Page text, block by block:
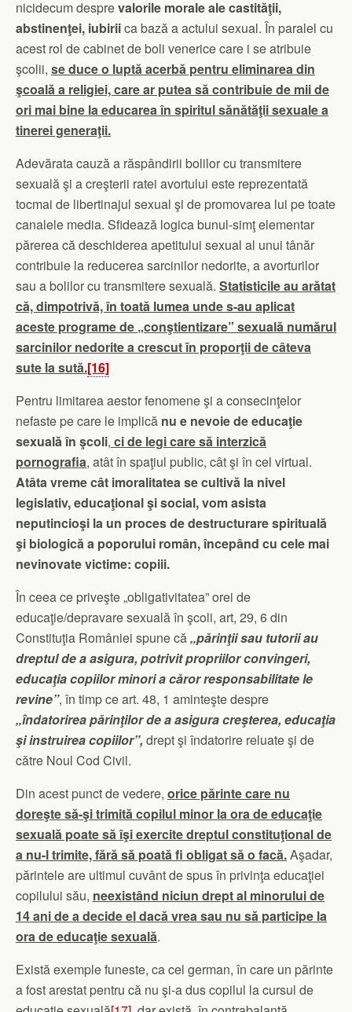
nicidecum desprevalorile morale ale castităţii,
abstinenţei, iubiriica bază a actului sexual. În paralel cu
acest rol de cabinet de boli venerice care i se atribuie
şcolii, se duce o luptă acerbă pentru eliminarea din
şcoală a religiei, care ar putea să contribuie de mii de
ori mai bine la educarea în spiritul sănătăţii sexuale a
tinerei generaţii.
Adevărata cauză a răspândirii bolilor cu transmitere
sexuală şi a creşterii ratei avortului este reprezentată
tocmai de libertinajul sexual şi de promovarea lui pe toate
canalele media. Sfidează logica bunul-simţ elementar
părerea că deschiderea apetitului sexual al unui tânăr
contribuie la reducerea sarcinilor nedorite, a avorturilor
sau a bolilor cu transmitere sexuală. Statisticile au arătat
că, dimpotrivă, în toată lumea unde s-au aplicat
aceste programe de „conştientizare” sexuală numărul
sarcinilor nedorite a crescut în proporţii de câteva
sute la sută.[16]
Pentru limitarea aestor fenomene şi a consecinţelor
nefaste pe care le implică nu e nevoie de educaţie
sexuală în şcoli, ci de legi care să interzică
pornografia, atât în spaţiul public, cât şi în cel virtual.
Atâta vreme cât imoralitatea se cultivă la nivel
legislativ, educaţional şi social, vom asista
neputincioşi la un proces de destructurare spirituală
şi biologică a poporului român, începând cu cele mai
nevinovate victime: copiii.
În ceea ce priveşte „obligativitatea” orei de
educaţie/depravare sexuală în şcoli, art, 29, 6 din
Constituţia României spune că„părinţii sau tutorii au
dreptul de a asigura, potrivit propriilor convingeri,
educaţia copiilor minori a căror responsabilitate le
revine”, în timp ce art. 48, 1 aminteşte despre
„îndatorirea părinţilor de a asigura creşterea, educaţia
şi instruirea copiilor”, drept şi îndatorire reluate şi de
către Noul Cod Civil.
Din acest punct de vedere, orice părinte care nu
doreşte să-şi trimită copilul minor la ora de educaţie
sexuală poate să îşi exercite dreptul constituţional de
a nu-l trimite, fără să poată fi obligat să o facă.Aşadar,
părintele are ultimul cuvânt de spus în privinţa educaţiei
copilului său, neexistând niciun drept al minorului de
14 ani de a decide el dacă vrea sau nu să participe la
ora de educaţie sexuală.
Există exemple funeste, ca cel german, în care un părinte
a fost arestat pentru că nu şi-a dus copilul la cursul de